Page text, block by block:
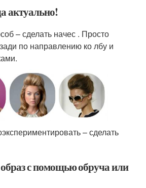
актуально!
– сделать начес . Просто
по направлению ко лбу и
– сделать
с помощью обруча или